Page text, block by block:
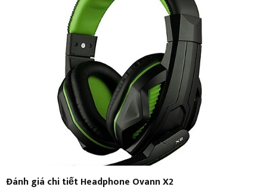
Đánh giá chi tiết Headphone Ovann X2